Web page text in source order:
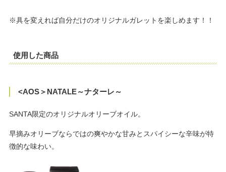
※具を変えれば自分だけのオリジナルガレットを楽しめます！！
使用した商品
<AOS＞NATALE～ナターレ～
SANTA限定のオリジナルオリーブオイル。
早摘みオリーブならではの爽やかな甘みとスパイシーな辛味が特
徴的な味わい。